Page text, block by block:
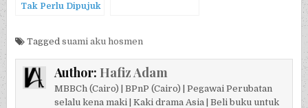
Tak Perlu Dipujuk
Taggedsuami aku hosmen
Author: Hafiz Adam
MBBCh (Cairo) | BPnP (Cairo) | Pegawai Perubatan
selalu kena maki | Kaki drama Asia | Beli buku untuk